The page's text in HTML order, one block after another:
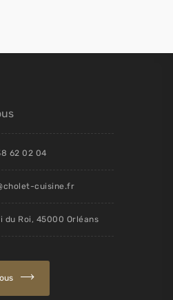
62 02 04
cuisine.fr
du Roi, 45000 Orléans